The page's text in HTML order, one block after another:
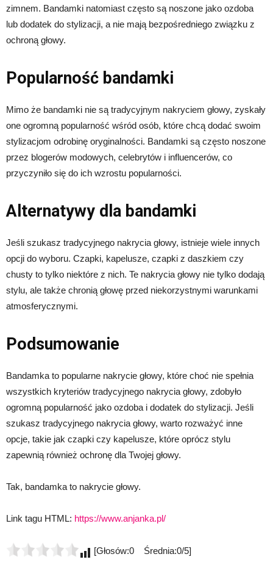
zimnem. Bandamki natomiast często są noszone jako ozdoba
lub dodatek do stylizacji, a nie mają bezpośredniego związku z
ochroną głowy.
Popularność bandamki
Mimo że bandamki nie są tradycyjnym nakryciem głowy, zyskały
one ogromną popularność wśród osób, które chcą dodać swoim
stylizacjom odrobinę oryginalności. Bandamki są często noszone
przez blogerów modowych, celebrytów i influencerów, co
przyczyniło się do ich wzrostu popularności.
Alternatywy dla bandamki
Jeśli szukasz tradycyjnego nakrycia głowy, istnieje wiele innych
opcji do wyboru. Czapki, kapelusze, czapki z daszkiem czy
chusty to tylko niektóre z nich. Te nakrycia głowy nie tylko dodają
stylu, ale także chronią głowę przed niekorzystnymi warunkami
atmosferycznymi.
Podsumowanie
Bandamka to popularne nakrycie głowy, które choć nie spełnia
wszystkich kryteriów tradycyjnego nakrycia głowy, zdobyło
ogromną popularność jako ozdoba i dodatek do stylizacji. Jeśli
szukasz tradycyjnego nakrycia głowy, warto rozważyć inne
opcje, takie jak czapki czy kapelusze, które oprócz stylu
zapewnią również ochronę dla Twojej głowy.
Tak, bandamka to nakrycie głowy.
Link tagu HTML: https://www.anjanka.pl/
[Głosów:0 Średnia:0/5]